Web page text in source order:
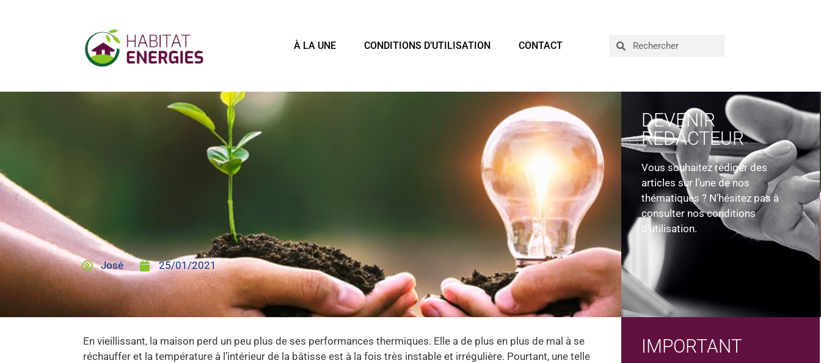
À LA UNE CONDITIONS D’UTILISATION CONTACT
José 25/01/2021
DEVENIR
REDACTEUR
Vous souhaitez rédiger des
articles sur l’une de nos
thématiques ? N’hésitez pas à
consulter nos conditions
d’utilisation.
En vieillissant, la maison perd un peu plus de ses performances thermiques. Elle a de plus en plus de mal à se
réchauffer et la température à l’intérieur de la bâtisse est à la fois très instable et irrégulière. Pourtant, une telle
IMPORTANT